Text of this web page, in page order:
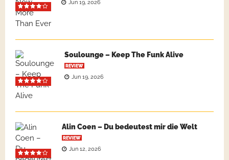
Jun 19, 2026
Soulounge – Keep The Funk Alive
REVIEW
Jun 19, 2026
Alin Coen – Du bedeutest mir die Welt
REVIEW
Jun 12, 2026